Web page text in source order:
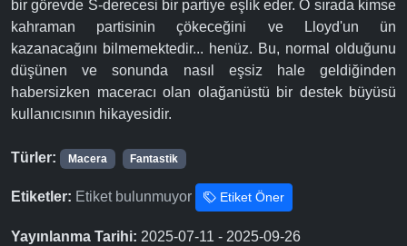
bir görevde S-derecesi bir partiye eşlik eder. O sırada kimse
kahraman partisinin çökeceğini ve Lloyd'un ün
kazanacağını bilmemektedir... henüz. Bu, normal olduğunu
düşünen ve sonunda nasıl eşsiz hale geldiğinden
habersizken maceracı olan olağanüstü bir destek büyüsü
kullanıcısının hikayesidir.
Türler: Macera Fantastik
Etiketler: Etiket bulunmuyor Etiket Öner
Yayınlanma Tarihi: 2025-07-11 - 2025-09-26